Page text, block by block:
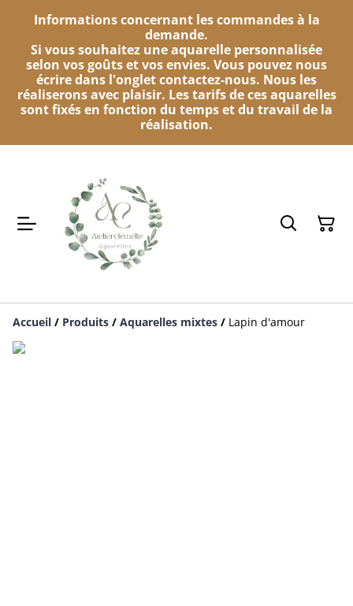
Informations concernant les commandes à la
demande.
Si vous souhaitez une aquarelle personnalisée
selon vos goûts et vos envies. Vous pouvez nous
écrire dans l'onglet contactez-nous. Nous les
réaliserons avec plaisir. Les tarifs de ces aquarelles
sont fixés en fonction du temps et du travail de la
réalisation.
Accueil / Produits / Aquarelles mixtes / Lapin d'amour